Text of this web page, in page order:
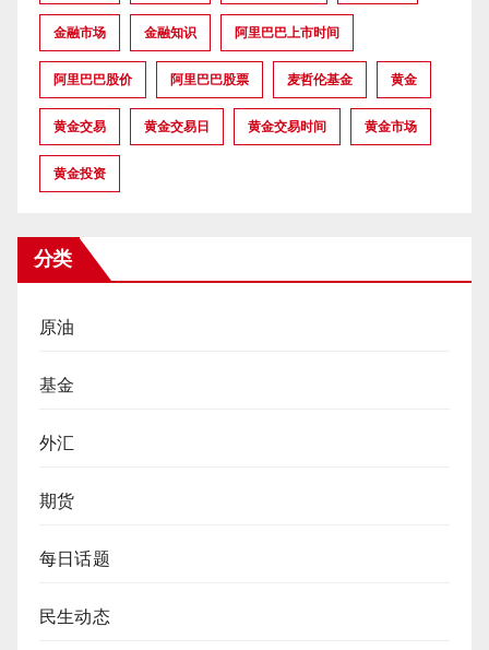
金融市场 金融知识 阿里巴巴上市时间
阿里巴巴股价 阿里巴巴股票 麦哲伦基金 黄金
黄金交易 黄金交易日 黄金交易时间 黄金市场
黄金投资
分类
原油
基金
外汇
期货
每日话题
民生动态